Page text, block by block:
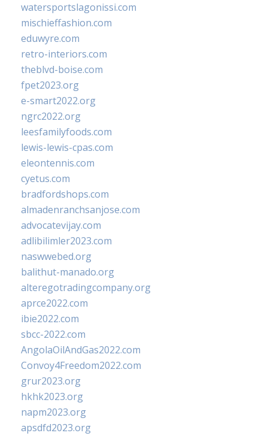
watersportslagonissi.com
mischieffashion.com
eduwyre.com
retro-interiors.com
theblvd-boise.com
fpet2023.org
e-smart2022.org
ngrc2022.org
leesfamilyfoods.com
lewis-lewis-cpas.com
eleontennis.com
cyetus.com
bradfordshops.com
almadenranchsanjose.com
advocatevijay.com
adlibilimler2023.com
naswwebed.org
balithut-manado.org
alteregotradingcompany.org
aprce2022.com
ibie2022.com
sbcc-2022.com
AngolaOilAndGas2022.com
Convoy4Freedom2022.com
grur2023.org
hkhk2023.org
napm2023.org
apsdfd2023.org